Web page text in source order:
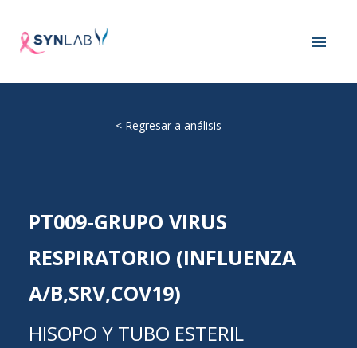
< Regresar a análisis
PT009-GRUPO VIRUS
RESPIRATORIO (INFLUENZA
A/B,SRV,COV19)
HISOPO Y TUBO ESTERIL